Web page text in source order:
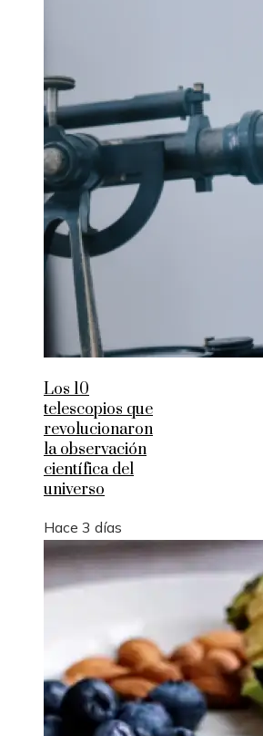
Los 10
telescopios que
revolucionaron
la observación
científica del
universo
Hace 3 días